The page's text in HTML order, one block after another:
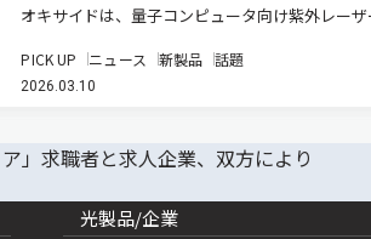
オキサイドは、量子コンピュータ向け紫外レー
波長302nmの紫外レーザ光源で、Yb原子を用い
原子型量子コンピュータにおいて、Rydberg状態
PICK UP ニュース 新製品 話題
2026.03.10
光製品/企業